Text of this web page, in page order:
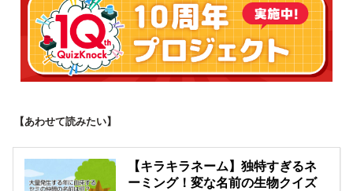
【あわせて読みたい】
【キラキラネーム】独特すぎるネ
ーミング！変な名前の生物クイズ